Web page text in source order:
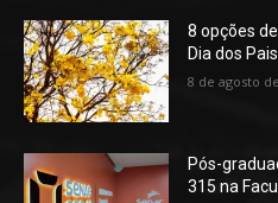
8 opções
Dia dos
8 de agosto
Pós-
315 na